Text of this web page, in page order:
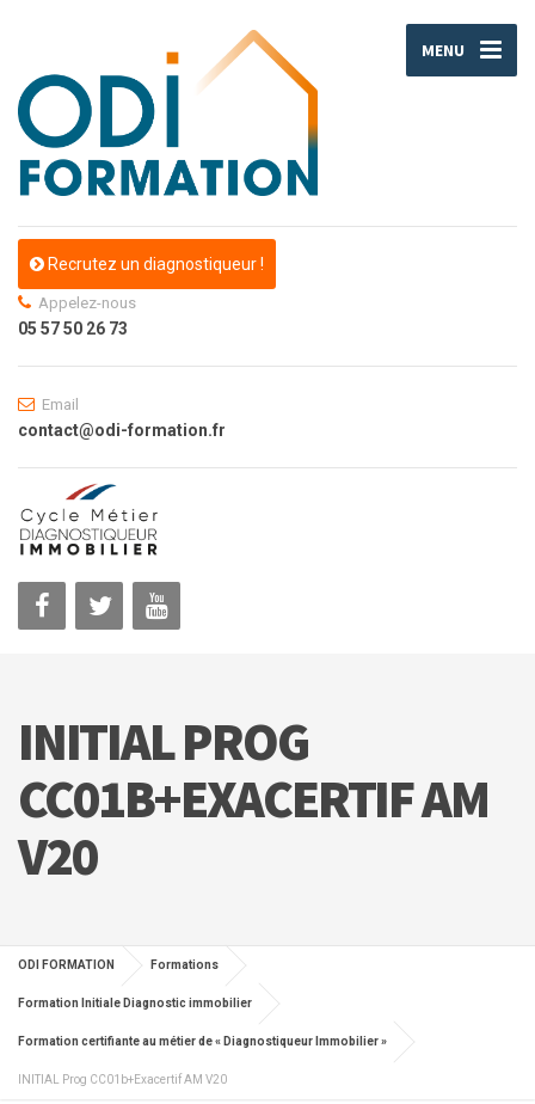
MENU
Recrutez un diagnostiqueur !
Appelez-nous
05 57 50 26 73
Email
contact@odi-formation.fr
INITIAL PROG
CC01B+EXACERTIF AM
V20
ODI FORMATION Formations
Formation Initiale Diagnostic immobilier
Formation certifiante au métier de « Diagnostiqueur Immobilier »
INITIAL Prog CC01b+Exacertif AM V20